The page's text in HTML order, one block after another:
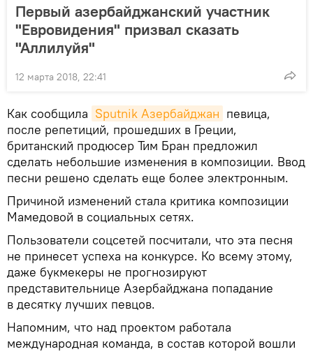
Первый азербайджанский участник
"Евровидения" призвал сказать
"Аллилуйя"
12 марта 2018, 22:41
Как сообщила Sputnik Азербайджан певица,
после репетиций, прошедших в Греции,
британский продюсер Тим Бран предложил
сделать небольшие изменения в композиции. Ввод
песни решено сделать еще более электронным.
Причиной изменений стала критика композиции
Мамедовой в социальных сетях.
Пользователи соцсетей посчитали, что эта песня
не принесет успеха на конкурсе. Ко всему этому,
даже букмекеры не прогнозируют
представительнице Азербайджана попадание
в десятку лучших певцов.
Напомним, что над проектом работала
международная команда, в состав которой вошли